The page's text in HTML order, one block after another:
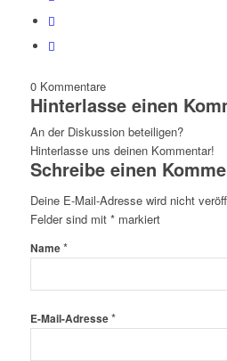
0 Kommentare
Hinterlasse einen
An der Diskussion beteiligen?
Hinterlasse uns deinen Kommentar!
Schreibe einen
Deine E-Mail-Adresse wird nicht
Felder sind mit *markiert
Name*
E-Mail-Adresse*